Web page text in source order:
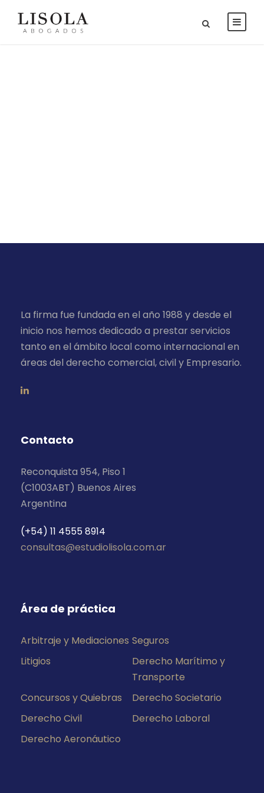
La firma fue fundada en el año 1988 y desde el
inicio nos hemos dedicado a prestar servicios
tanto en el ámbito local como internacional en
áreas del derecho comercial, civil y Empresario.
Contacto
Reconquista 954, Piso 1
(C1003ABT) Buenos Aires
Argentina
(+54) 11 4555 8914
consultas@estudiolisola.com.ar
Área de práctica
Arbitraje y Mediaciones Seguros
Litigios
Derecho Marítimo y
Transporte
Concursos y Quiebras
Derecho Societario
Derecho Civil
Derecho Laboral
Derecho Aeronáutico